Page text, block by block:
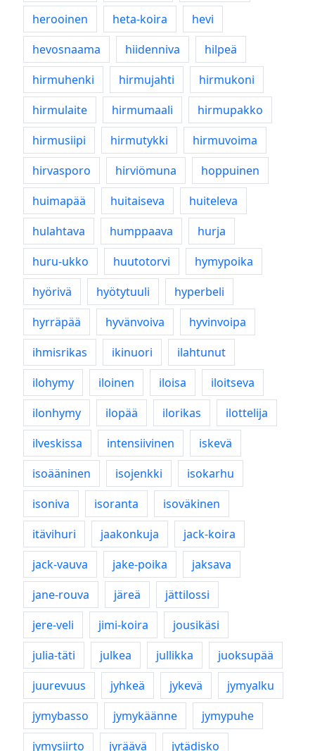
herooinen
heta-koira
hevi
hevosnaama
hiidenniva
hilpeä
hirmuhenki
hirmujahti
hirmukoni
hirmulaite
hirmumaali
hirmupakko
hirmusiipi
hirmutykki
hirmuvoima
hirvasporo
hirviömuna
hoppuinen
huimapää
huitaiseva
huiteleva
hulahtava
humppaava
hurja
huru-ukko
huutotorvi
hymypoika
hyörivä
hyötytuuli
hyperbeli
hyrräpää
hyvänvoiva
hyvinvoipa
ihmisrikas
ikinuori
ilahtunut
ilohymy
iloinen iloisa
iloitseva
ilonhymy
ilopää ilorikas
ilottelija
ilveskissa
intensiivinen
iskevä
isoääninen
isojenkki
isokarhu
isoniva
isoranta
isoväkinen
itävihuri
jaakonkuja
jack-koira
jack-vauva
jake-poika
jaksava
jane-rouva
järeä
jättilossi
jere-veli
jimi-koira
jousikäsi
julia-täti
julkea jullikka
juoksupää
juurevuus
jyhkeä jykevä
jymyalku
jymybasso
jymykäänne
jymypuhe
jymysiirto
jyräävä jytädisko